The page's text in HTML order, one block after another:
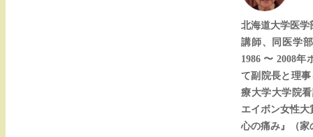
北海道大学医学
講師、同医学
1986 〜 2008
て副院長と理事
療大学大学院
エイボン女性
心の痛み』（家